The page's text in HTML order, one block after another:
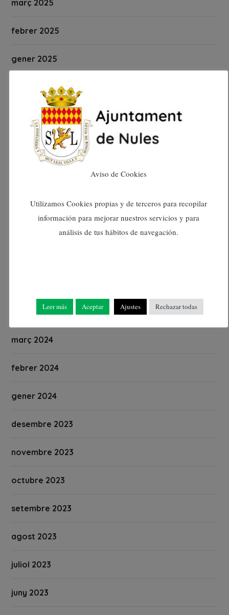
març 2025
febrer 2025
gener 2025
desembre 2024
novembre 2024
octubre 2024
agost 2024
abril 2024
març 2024
febrer 2024
gener 2024
desembre 2023
novembre 2023
octubre 2023
setembre 2023
agost 2023
juliol 2023
juny 2023
Aviso de Cookies
Utilizamos Cookies propias y de terceros para recopilar
información para mejorar nuestros servicios y para
análisis de tus hábitos de navegación.
Leer más Aceptar Ajustes Rechazar todas